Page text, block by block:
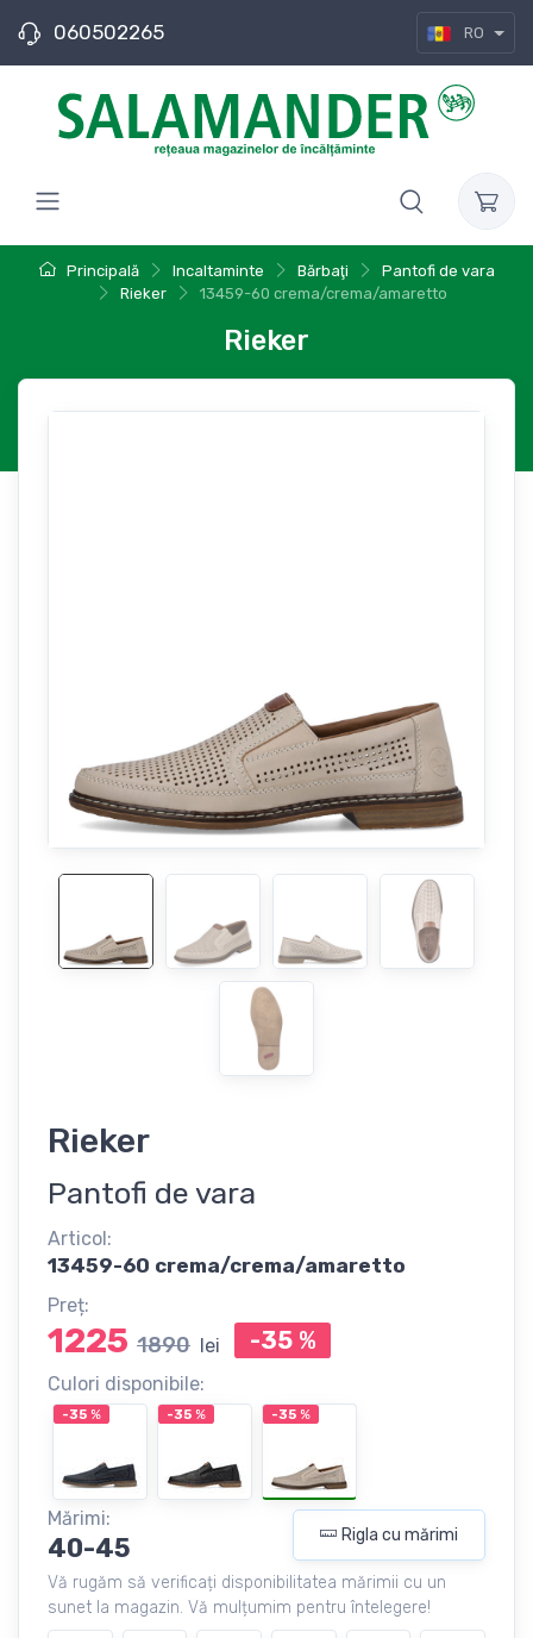
060502265 RO
Principală Incaltaminte Bărbaţi
Pantofi de vara
Rieker
13459-60 crema/crema/amaretto
Rieker
Rieker
Pantofi de vara
Articol:
13459-60 crema/crema/amaretto
Preț:
1225 1890 lei -35%
Culori disponibile:
-35 % -35 % -35 %
Mărimi:
40-45 Rigla cu mărimi
Vă rugăm să verificați disponibilitatea mărimii cu un
sunet la magazin. Vă mulțumim pentru întelegere!